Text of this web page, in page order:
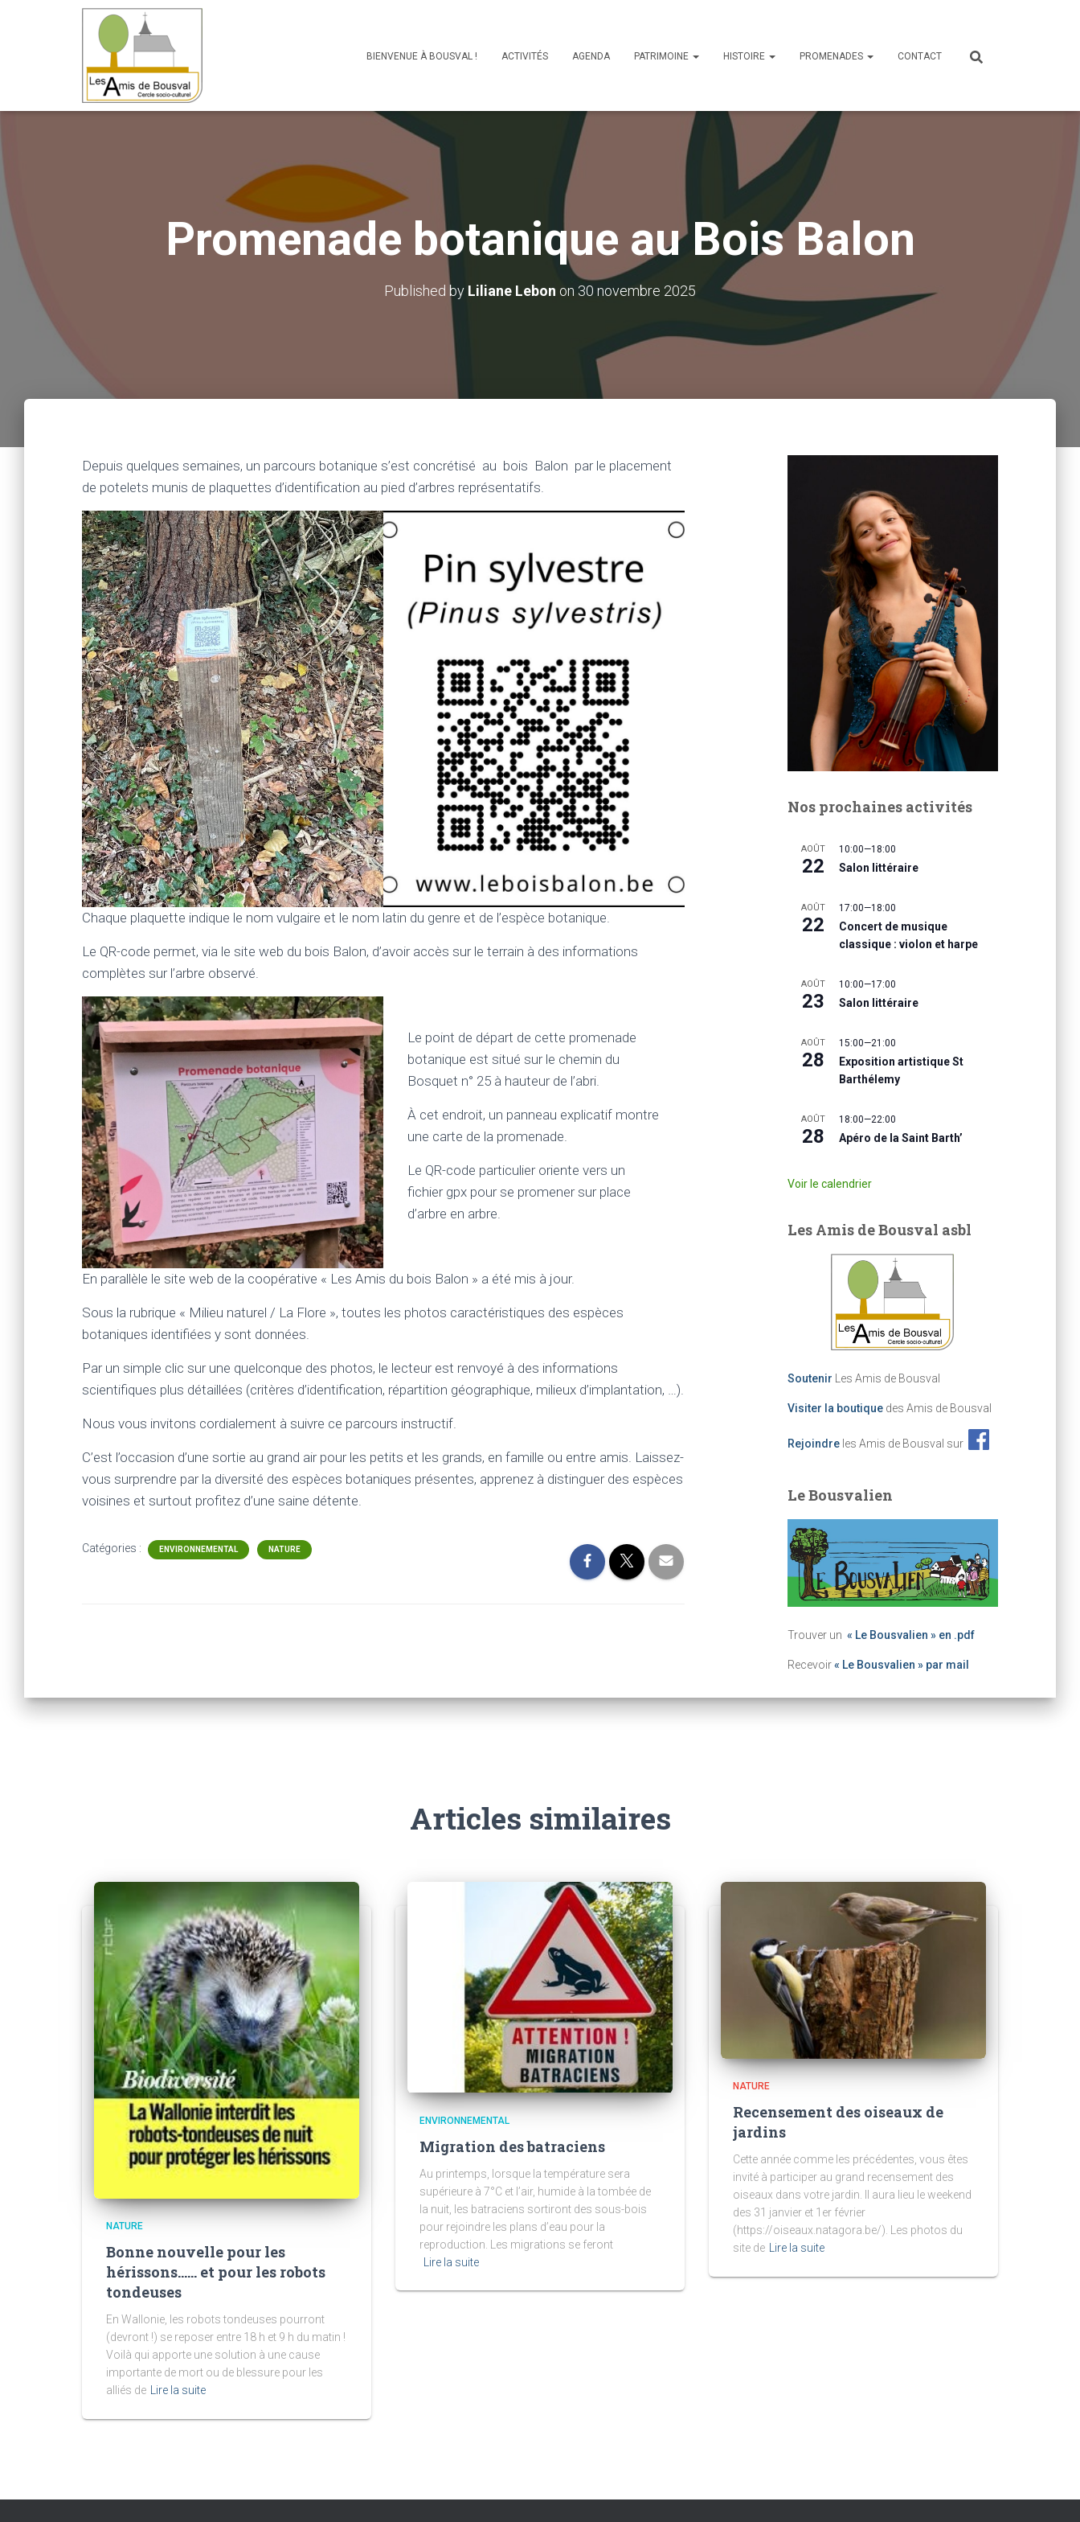
BIENVENUE À BOUSVAL ! ACTIVITÉS AGENDA PATRIMOINE HISTOIRE PROMENADES CONTACT
Promenade botanique au Bois Balon
Published by Liliane Lebon on 30 novembre 2025
Depuis quelques semaines, un parcours botanique s’est concrétisé au bois Balon par le placement
de potelets munis de plaquettes d’identification au pied d’arbres représentatifs.
Chaque plaquette indique le nom vulgaire et le nom latin du genre et de l’espèce botanique.
Le QR-code permet, via le site web du bois Balon, d’avoir accès sur le terrain à des informations
complètes sur l’arbre observé.
Le point de départ de cette promenade
botanique est situé sur le chemin du
Bosquet n° 25 à hauteur de l’abri.
À cet endroit, un panneau explicatif montre
une carte de la promenade.
Le QR-code particulier oriente vers un
fichier gpx pour se promener sur place
d’arbre en arbre.
En parallèle le site web de la coopérative « Les Amis du bois Balon » a été mis à jour.
Sous la rubrique « Milieu naturel / La Flore », toutes les photos caractéristiques des espèces
botaniques identifiées y sont données.
Par un simple clic sur une quelconque des photos, le lecteur est renvoyé à des informations
scientifiques plus détaillées (critères d’identification, répartition géographique, milieux d’implantation, …).
Nous vous invitons cordialement à suivre ce parcours instructif.
C’est l’occasion d’une sortie au grand air pour les petits et les grands, en famille ou entre amis. Laissez-
vous surprendre par la diversité des espèces botaniques présentes, apprenez à distinguer des espèces
voisines et surtout profitez d’une saine détente.
Catégories : ENVIRONNEMENTAL NATURE
Nos prochaines activités
AOÛT
22
10:00—18:00
Salon littéraire
AOÛT
22
17:00—18:00
Concert de musique
classique : violon et harpe
AOÛT
23
10:00—17:00
Salon littéraire
AOÛT
28
15:00—21:00
Exposition artistique St
Barthélemy
AOÛT
28
18:00—22:00
Apéro de la Saint Barth’
Voir le calendrier
Les Amis de Bousval asbl
Soutenir Les Amis de Bousval
Visiter la boutiquedes Amis de Bousval
Rejoindreles Amis de Bousval sur
Le Bousvalien
Trouver un « Le Bousvalien » en .pdf
Recevoir« Le Bousvalien » par mail
Articles similaires
NATURE
Bonne nouvelle pour les
hérissons…… et pour les robots
tondeuses
En Wallonie, les robots tondeuses pourront
(devront !) se reposer entre 18 h et 9 h du matin !
Voilà qui apporte une solution à une cause
importante de mort ou de blessure pour les
alliés de
Lire la suite
ENVIRONNEMENTAL
Migration des batraciens
Au printemps, lorsque la température sera
supérieure à 7°C et l’air, humide à la tombée de
la nuit, les batraciens sortiront des sous-bois
pour rejoindre les plans d’eau pour la
reproduction. Les migrations se feront
Lire la suite
NATURE
Recensement des oiseaux de
jardins
Cette année comme les précédentes, vous êtes
invité à participer au grand recensement des
oiseaux dans votre jardin. Il aura lieu le weekend
des 31 janvier et 1er février
(https://oiseaux.natagora.be/). Les photos du
site de
Lire la suite